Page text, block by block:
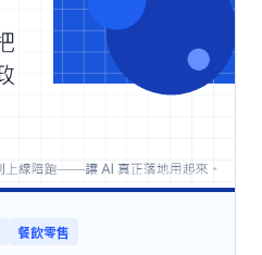
餐飲零售